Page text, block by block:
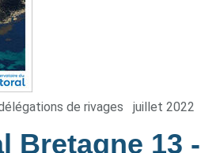
de rivages juillet 2022
Bretagne 13